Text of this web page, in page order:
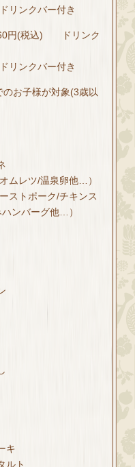
クバー付き
円(税込) ドリンク
クバー付き
お子様が対象(3歳以
ムレツ/温泉卵他…）
ストポーク/チキンス
ンバーグ他…）
キ
ルト